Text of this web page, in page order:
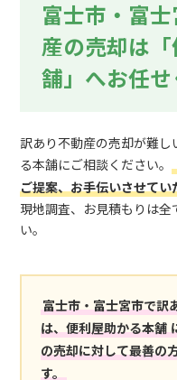
富士市・富
産の売却は
舗」へお任
訳あり不動産の売却が難
る本舗にご相談ください。
ご提案、お手伝いさせてい
現地調査、お見積もりは
い。
富士市・富士宮市で訳
は、便利屋助かる本舗
の売却に対して最善の
す。